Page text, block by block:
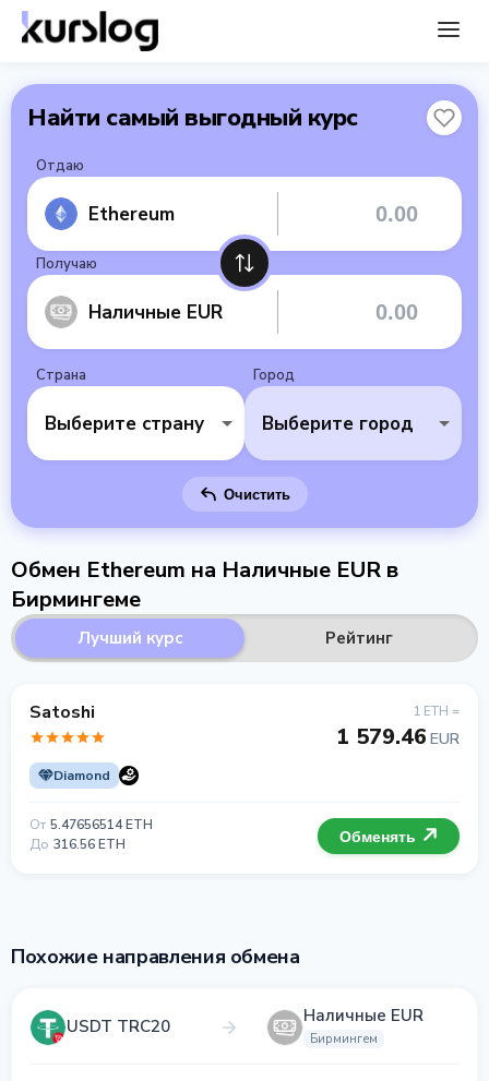
Найти самый выгодный курс
Отдаю
Ethereum
Получаю
Наличные EUR
Страна
Выберите страну
Город
Выберите город
Очистить
Обмен Ethereum на Наличные EUR в
Бирмингеме
Лучший курс Рейтинг
Satoshi
Diamond
1 ETH =
1 579.46 EUR
От 5.47656514 ETH
До 316.56 ETH Обменять
Похожие направления обмена
USDT TRC20 Наличные EUR
Бирмингем